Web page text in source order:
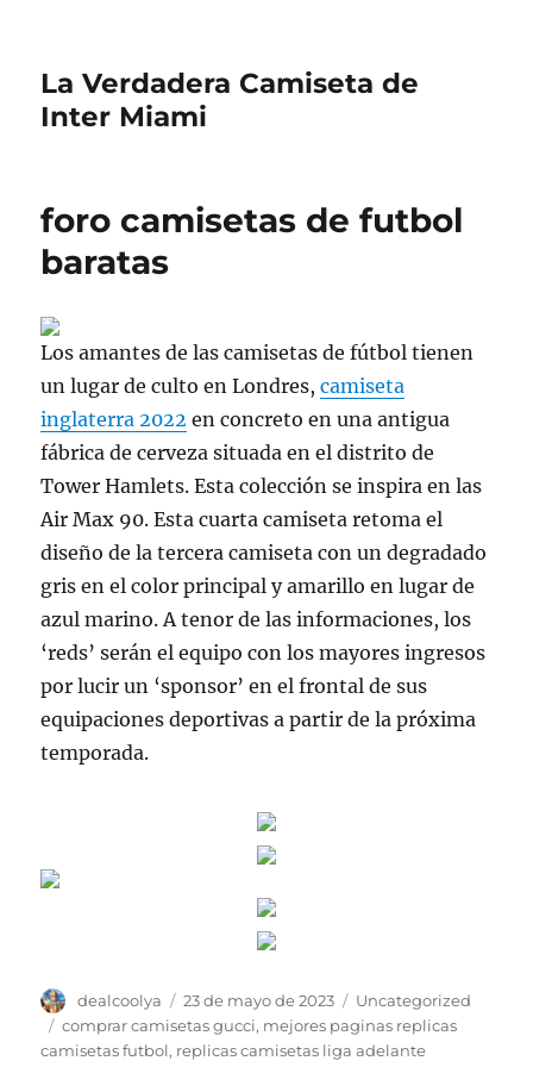
La Verdadera Camiseta de
Inter Miami
foro camisetas de futbol
baratas
Los amantes de las camisetas de fútbol tienen
un lugar de culto en Londres,camiseta
inglaterra 2022 en concreto en una antigua
fábrica de cerveza situada en el distrito de
Tower Hamlets. Esta colección se inspira en las
Air Max 90. Esta cuarta camiseta retoma el
diseño de la tercera camiseta con un degradado
gris en el color principal y amarillo en lugar de
azul marino. A tenor de las informaciones, los
‘reds’ serán el equipo con los mayores ingresos
por lucir un ‘sponsor’ en el frontal de sus
equipaciones deportivas a partir de la próxima
temporada.
Autor
dealcoolya
Publicado
el
23 de mayo de 2023 Categorías
Uncategorized
Etiquetas
comprar camisetas gucci, mejores paginas replicas
camisetas futbol, replicas camisetas liga adelante